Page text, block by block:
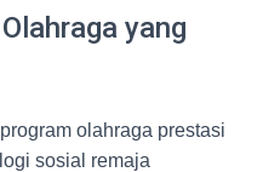
yang
olahraga prestasi
sosial remaja